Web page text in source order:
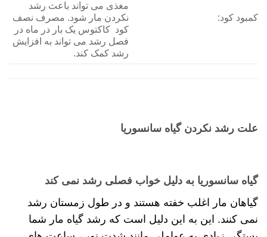
کمبود کود:
مغذی می تواند باعث رشد
نکردن مار شود. مصرف نصف
کود کاکتوس یک بار در ماه در
فصل رشد می تواند به افزایش
رشد کمک کند.
علت رشد نکردن گیاه سانسوریا
گیاه سانسوریا به دلیل خواب فصلی رشد نمی کند
گیاهان مار اغلب خفته هستند و در طول زمستان رشد
نمی کنند. این به این دلیل است که رشد گیاه مار شما